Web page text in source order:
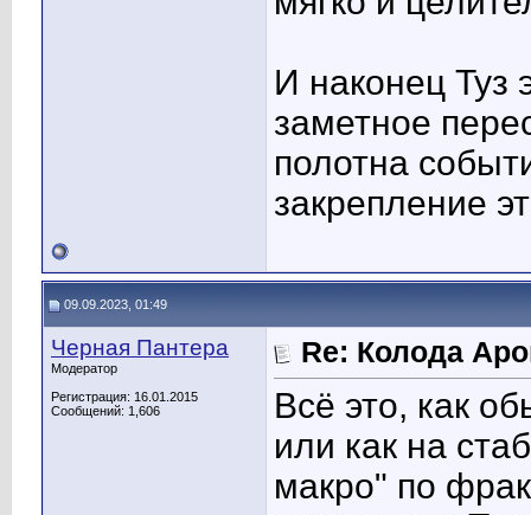
И наконец Туз
заметное
полотна
закрепление
09.09.2023, 01:49
Черная Пантера
Модератор
Регистрация: 16.01.2015
Сообщений: 1,606
Re: Колода
Всё это, как
или как на
макро" по